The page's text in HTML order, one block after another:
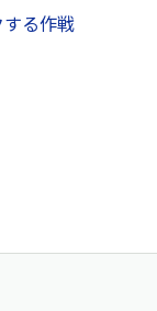
る作戦